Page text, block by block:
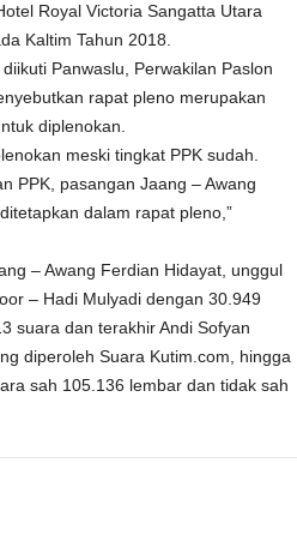
Royal Victoria Sangatta Utara
Kaltim Tahun 2018.
Panwaslu, Perwakilan Paslon
rapat pleno merupakan
diplenokan.
meski tingkat PPK sudah.
PPK, pasangan Jaang – Awang
dalam rapat pleno,”
– Awang Ferdian Hidayat, unggul
– Hadi Mulyadi dengan 30.949
suara dan terakhir Andi Sofyan
diperoleh Suara Kutim.com, hingga
sah 105.136 lembar dan tidak sah